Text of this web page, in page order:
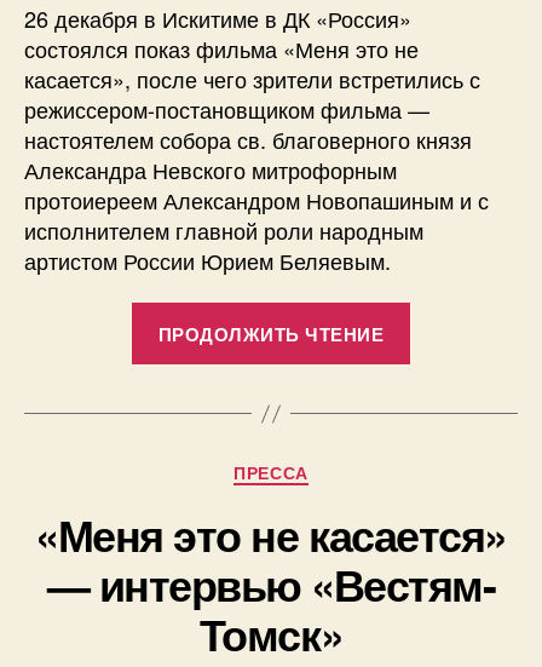
26 декабря в Искитиме в ДК «Россия»
состоялся показ фильма «Меня это не
касается», после чего зрители встретились с
режиссером-постановщиком фильма —
настоятелем собора св. благоверного князя
Александра Невского митрофорным
протоиереем Александром Новопашиным и с
исполнителем главной роли народным
артистом России Юрием Беляевым.
ПРОДОЛЖИТЬ ЧТЕНИЕ
«Россия»»
Рубрики
ПРЕССА
«Меня это не касается»
— интервью «Вестям-
Томск»